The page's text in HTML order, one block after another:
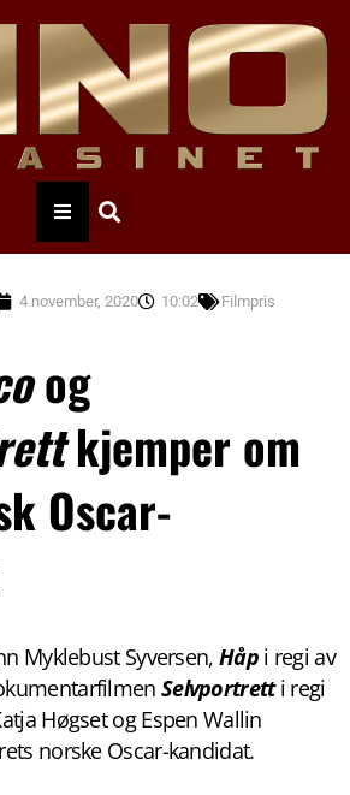
4 november, 2020 10:02 Filmpris
og
kjemper om
Oscar-
Myklebust Syversen, Håpi regi av
Selvportretti regi
Høgset og Espen Wallin
norske Oscar-kandidat.